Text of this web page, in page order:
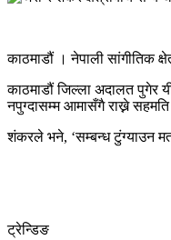
काठमाडौं । नेपाली सांगीतिक
काठमाडौं जिल्ला अदालत पुगेर
नपुग्दासम्म आमासँगै राख्ने
शंकरले भने, ‘सम्बन्ध टुंग्याउन
ट्रेन्डिङ